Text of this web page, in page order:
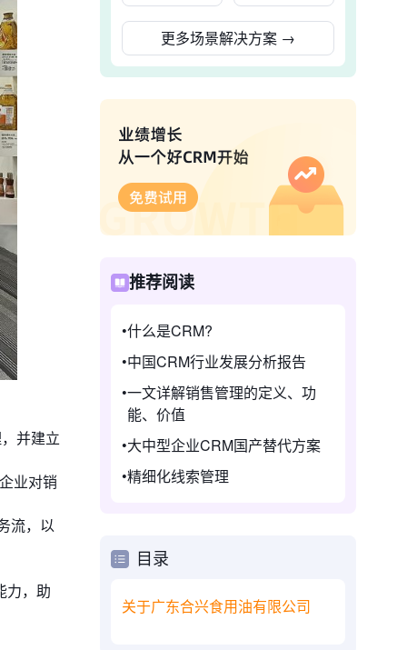
并建立
业对销
流，以
力，助
更多场景解决方案 →
推荐阅读
什么是CRM?
中国CRM行业发展分析报告
一文详解销售管理的定义、功
能、价值
大中型企业CRM国产替代方案
精细化线索管理
目录
关于广东合兴食用油有限公司